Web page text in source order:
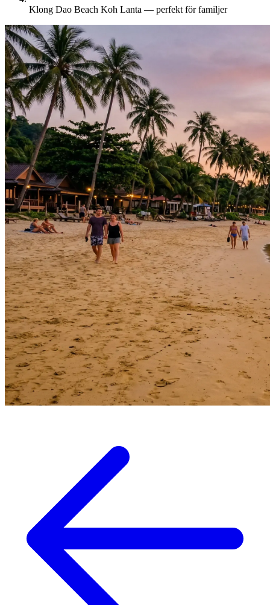
Klong Dao Beach Koh Lanta — perfekt för familjer